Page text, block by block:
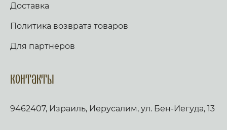
Доставка
Политика возврата товаров
Для партнеров
Контакты
9462407, Израиль, Иерусалим, ул. Бен-Иегуда, 13